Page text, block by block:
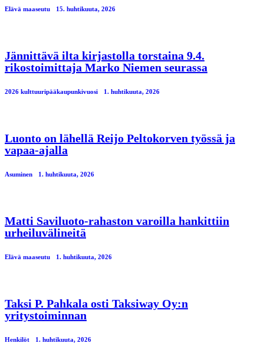
Elävä maaseutu 15. huhtikuuta, 2026
Jännittävä ilta kirjastolla torstaina 9.4.
rikostoimittaja Marko Niemen seurassa
2026 kulttuuripääkaupunkivuosi 1. huhtikuuta, 2026
Luonto on lähellä Reijo Peltokorven työssä ja
vapaa-ajalla
Asuminen 1. huhtikuuta, 2026
Matti Saviluoto-rahaston varoilla hankittiin
urheiluvälineitä
Elävä maaseutu 1. huhtikuuta, 2026
Taksi P. Pahkala osti Taksiway Oy:n
yritystoiminnan
Henkilöt 1. huhtikuuta, 2026